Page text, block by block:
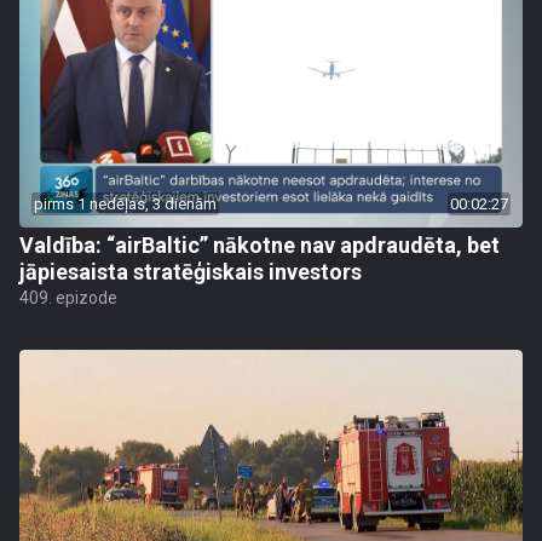
pirms 1 nedēļas, 3 dienām 00:02:27
Valdība: “airBaltic” nākotne nav apdraudēta, bet
jāpiesaista stratēģiskais investors
409. epizode